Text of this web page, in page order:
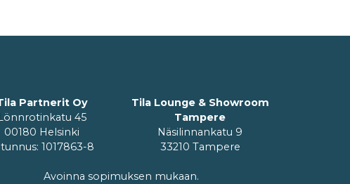
Partnerit Oy
Lönnrotinkatu 45
00180 Helsinki
1017863-8
Tila Lounge & Showroom
Tampere
Näsilinnankatu 9
33210 Tampere
Avoinna sopimuksen mukaan.